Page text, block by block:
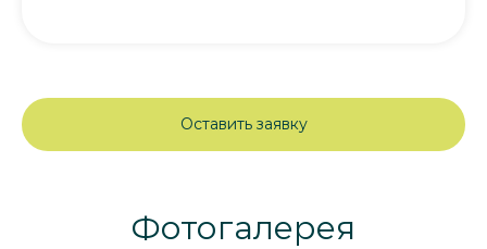
Оставить заявку
Фотогалерея